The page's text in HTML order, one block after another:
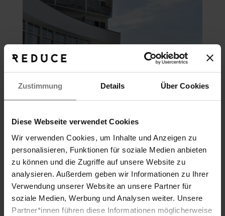
Zustimmung Details Über Cookies
Diese Webseite verwendet Cookies
Wir verwenden Cookies, um Inhalte und Anzeigen zu
personalisieren, Funktionen für soziale Medien anbieten
zu können und die Zugriffe auf unsere Website zu
analysieren. Außerdem geben wir Informationen zu Ihrer
Verwendung unserer Website an unsere Partner für
soziale Medien, Werbung und Analysen weiter. Unsere
Partner*innen führen diese Informationen möglicherweise